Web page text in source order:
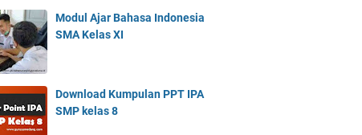
Modul Ajar Bahasa Indonesia
SMA Kelas XI
Download Kumpulan PPT IPA
SMP kelas 8